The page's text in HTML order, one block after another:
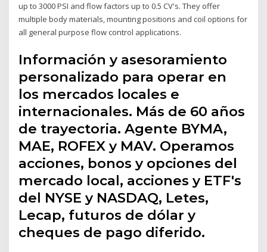
up to 3000 PSI and flow factors up to 0.5 CV's. They offer
multiple body materials, mounting positions and coil options for
all general purpose flow control applications.
Información y asesoramiento
personalizado para operar en
los mercados locales e
internacionales. Más de 60 años
de trayectoria. Agente BYMA,
MAE, ROFEX y MAV. Operamos
acciones, bonos y opciones del
mercado local, acciones y ETF's
del NYSE y NASDAQ, Letes,
Lecap, futuros de dólar y
cheques de pago diferido.